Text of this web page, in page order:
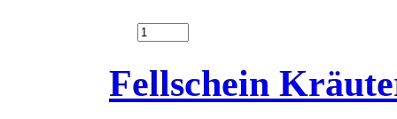
Fellschein